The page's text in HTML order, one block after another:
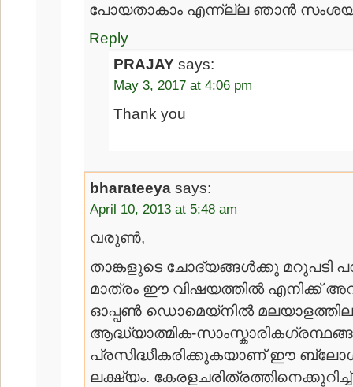
പോയതാകാം എന്ന്ല്ല ഞാന്‍
Reply
PRAJAY says:
May 3, 2017 at 4:06 pm
Thank you
bharateeya says:
April 10, 2013 at 5:48 am
വരുണ്‍,
താങ്കളുടെ ചോദ്യങ്ങള്‍ക്കു മറുപടി
മാത്രം ഈ വിഷയത്തില്‍ എനിക്ക്
ഓപ്പണ്‍ ഡൊമെയ്നില്‍
ആദ്ധ്യാത്മിക-
പ്രസിദ്ധീകരിക്കുകയാണ് ഈ
ലക്ഷ്യം. കേരളചരിത്രത്തിനെക്കുറിച്ച്